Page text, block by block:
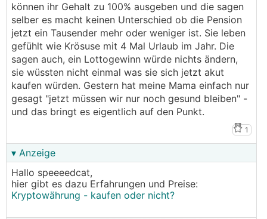
können ihr Gehalt zu 100% ausgeben und die sagen
selber es macht keinen Unterschied ob die Pension
jetzt ein Tausender mehr oder weniger ist. Sie leben
gefühlt wie Krösuse mit 4 Mal Urlaub im Jahr. Die
sagen auch, ein Lottogewinn würde nichts ändern,
sie wüssten nicht einmal was sie sich jetzt akut
kaufen würden. Gestern hat meine Mama einfach nur
gesagt "jetzt müssen wir nur noch gesund bleiben" -
und das bringt es eigentlich auf den Punkt.
1
▾ Anzeige
Hallo speeeedcat,
hier gibt es dazu Erfahrungen und Preise:
Kryptowährung - kaufen oder nicht?